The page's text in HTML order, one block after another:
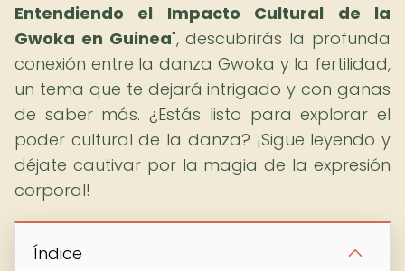
Entendiendo el Impacto Cultural de la
Gwoka en Guinea", descubrirás la profunda
conexión entre la danza Gwoka y la fertilidad,
un tema que te dejará intrigado y con ganas
de saber más. ¿Estás listo para explorar el
poder cultural de la danza? ¡Sigue leyendo y
déjate cautivar por la magia de la expresión
corporal!
Índice